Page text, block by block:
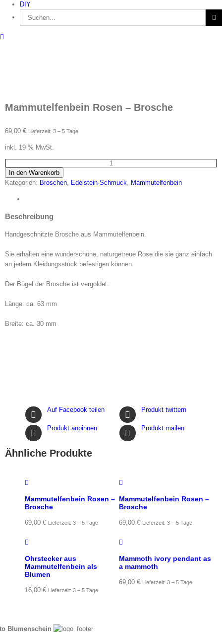
DIY
Suche
nach:
Mammutelfenbein Rosen – Brosche
69,00 € Lieferzeit: 3 – 5 Tage
inkl. 19 % MwSt.
Mammutelfenbein
-
In den Warenkorb
Kategorien: Broschen, Edelstein-Schmuck, Mammutelfenbein
Beschreibung
Handgeschnitzte Brosche aus Mammutelfenbein.
Sie erhalten eine wunderschöne, naturgetreue Rose die sie ganz einfach
an jedem Kleidungsstück befestigen können.
Der Bügel der Brosche ist vergoldet.
Länge: ca. 63 mm
Breite: ca. 30 mm
Auf Facebook teilen Produkt twittern
Produkt anpinnen Produkt mailen
Ähnliche Produkte
Mammutelfenbein Rosen –
Brosche
69,00 € Lieferzeit: 3 – 5 Tage
Mammutelfenbein Rosen –
Brosche
69,00€ Lieferzeit: 3 – 5 Tage
Ohrstecker aus
Mammutelfenbein als
Blumen
16,00 € Lieferzeit: 3 – 5 Tage
Mammoth ivory pendant as
a mammoth
69,00€ Lieferzeit: 3 – 5 Tage
Blumenschein